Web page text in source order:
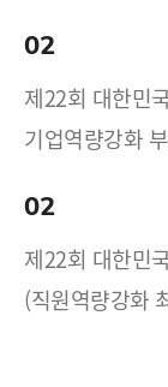
02
제22회 대한민
기업역량강화
02
제22회 대한민
(직원역량강화